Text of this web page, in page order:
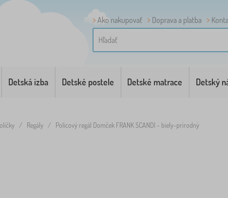
Ako nakupovať Doprava a platba
Detská izba Detské postele Detské matrace Detský
/ Regály / Policový regál Domček FRANK SCANDI - biely-prírodný